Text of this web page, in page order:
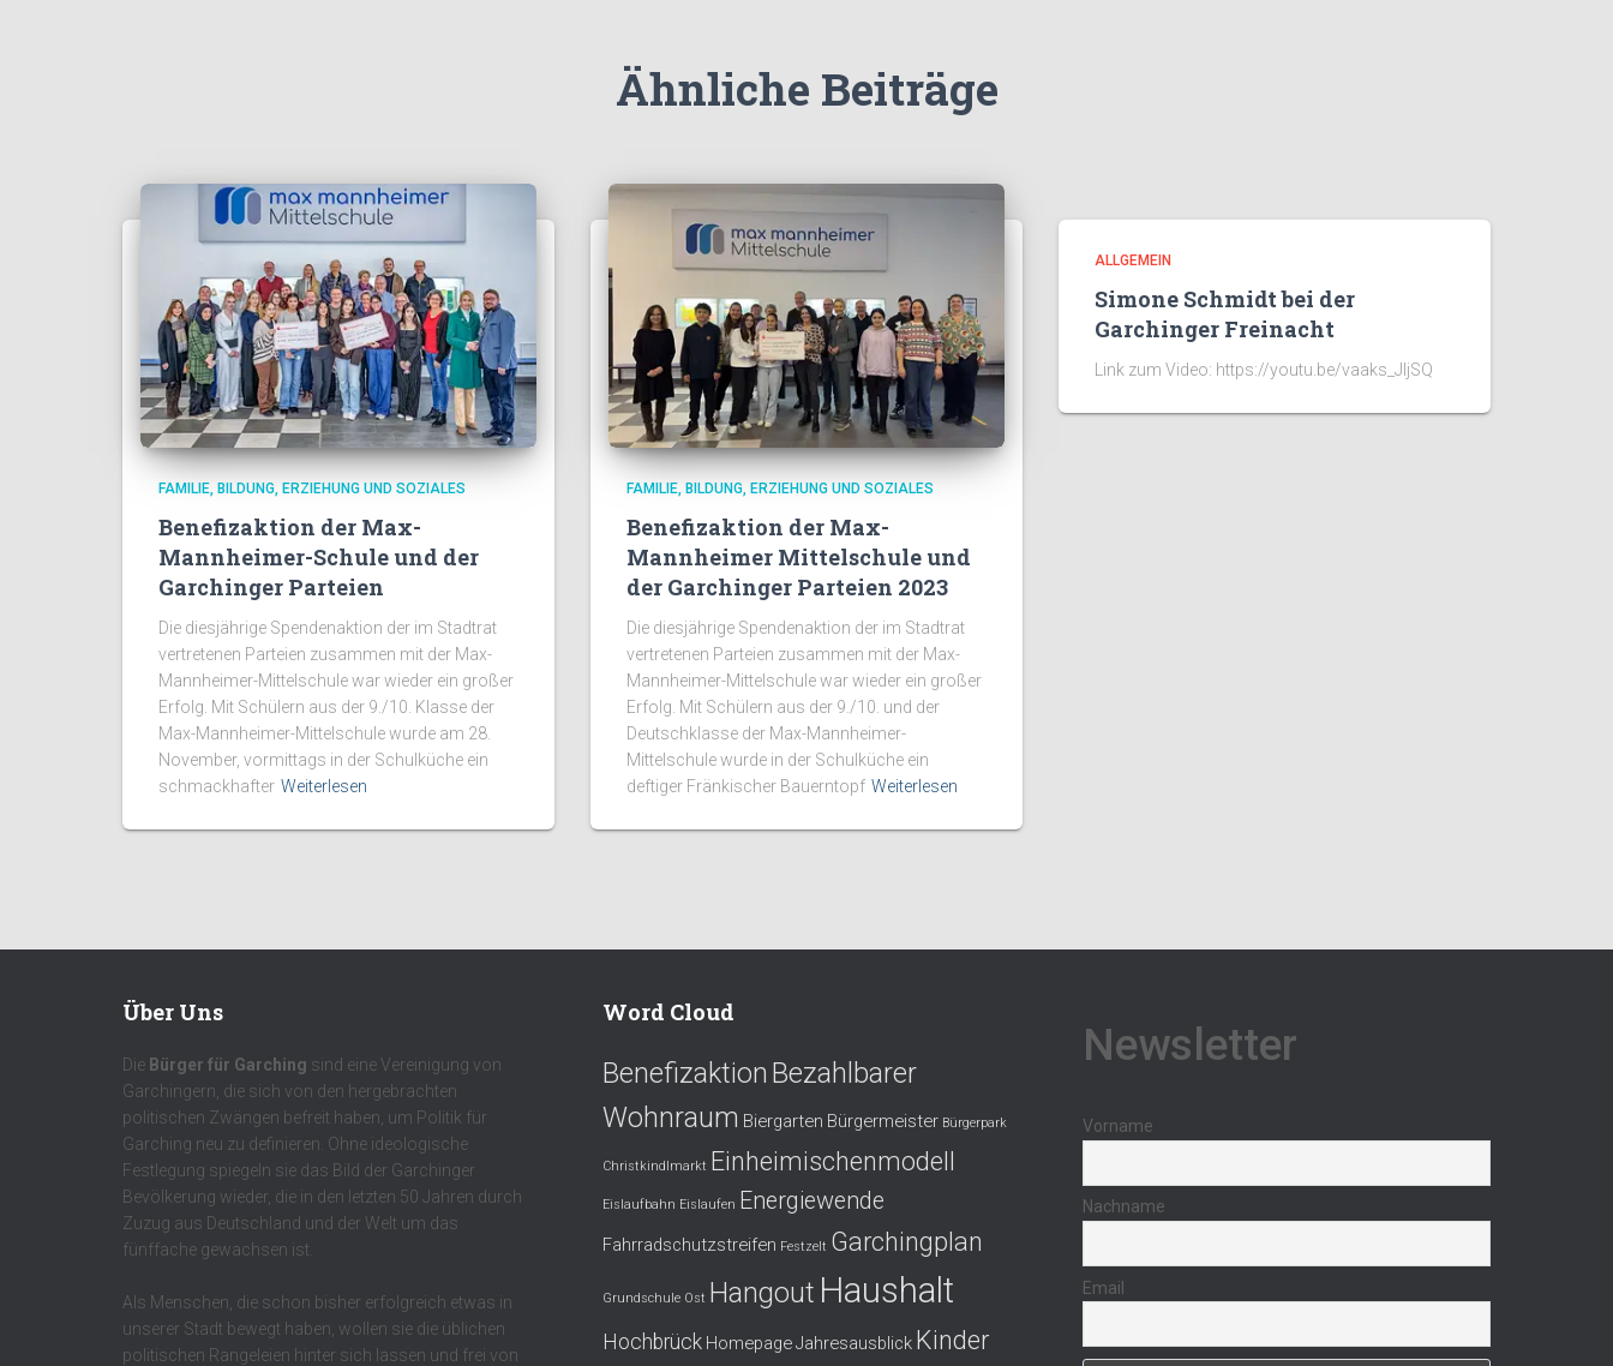
Ähnliche Beiträge
FAMILIE, BILDUNG, ERZIEHUNG UND SOZIALES
Benefizaktion der Max-
Mannheimer-Schule und der
Garchinger Parteien
Die diesjährige Spendenaktion der im Stadtrat
vertretenen Parteien zusammen mit der Max-
Mannheimer-Mittelschule war wieder ein großer
Erfolg. Mit Schülern aus der 9./10. Klasse der
Max-Mannheimer-Mittelschule wurde am 28.
November, vormittags in der Schulküche ein
schmackhafter Weiterlesen
FAMILIE, BILDUNG, ERZIEHUNG UND SOZIALES
Benefizaktion der Max-
Mannheimer Mittelschule und
der Garchinger Parteien 2023
Die diesjährige Spendenaktion der im Stadtrat
vertretenen Parteien zusammen mit der Max-
Mannheimer-Mittelschule war wieder ein großer
Erfolg. Mit Schülern aus der 9./10. und der
Deutschklasse der Max-Mannheimer-
Mittelschule wurde in der Schulküche ein
deftiger Fränkischer Bauerntopf Weiterlesen
ALLGEMEIN
Simone Schmidt bei der
Garchinger Freinacht
Link zum Video: https://youtu.be/vaaks_JIjSQ
Über Uns
Die Bürger für Garching sind eine Vereinigung von
Garchingern, die sich von den hergebrachten
politischen Zwängen befreit haben, um Politik für
Garching neu zu definieren. Ohne ideologische
Festlegung spiegeln sie das Bild der Garchinger
Bevölkerung wieder, die in den letzten 50 Jahren durch
Zuzug aus Deutschland und der Welt um das
fünffache gewachsen ist.
Als Menschen, die schon bisher erfolgreich etwas in
unserer Stadt bewegt haben, wollen sie die üblichen
politischen Rangeleien hinter sich lassen und frei von
Word Cloud
Benefizaktion Bezahlbarer
Wohnraum Biergarten Bürgermeister Bürgerpark
Christkindlmarkt Einheimischenmodell
Eislaufbahn Eislaufen Energiewende
Fahrradschutzstreifen Festzelt Garchingplan
Grundschule Ost Hangout Haushalt
Hochbrück HomepageJahresausblick Kinder
Newsletter
Vorname
Nachname
Email